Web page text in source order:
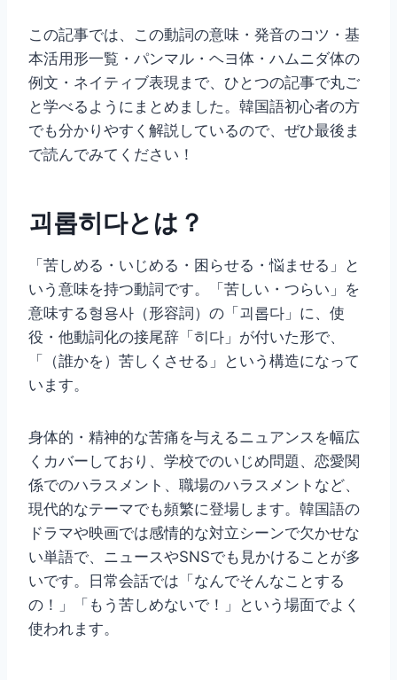
この記事では、この動詞の意味・発音のコツ・基
本活用形一覧・パンマル・ヘヨ体・ハムニダ体の
例文・ネイティブ表現まで、ひとつの記事で丸ご
と学べるようにまとめました。韓国語初心者の方
でも分かりやすく解説しているので、ぜひ最後ま
で読んでみてください！
괴롭히다とは？
「苦しめる・いじめる・困らせる・悩ませる」と
いう意味を持つ動詞です。「苦しい・つらい」を
意味する형용사（形容詞）の「괴롭다」に、使
役・他動詞化の接尾辞「히다」が付いた形で、
「（誰かを）苦しくさせる」という構造になって
います。
身体的・精神的な苦痛を与えるニュアンスを幅広
くカバーしており、学校でのいじめ問題、恋愛関
係でのハラスメント、職場のハラスメントなど、
現代的なテーマでも頻繁に登場します。韓国語の
ドラマや映画では感情的な対立シーンで欠かせな
い単語で、ニュースやSNSでも見かけることが多
いです。日常会話では「なんでそんなことする
の！」「もう苦しめないで！」という場面でよく
使われます。